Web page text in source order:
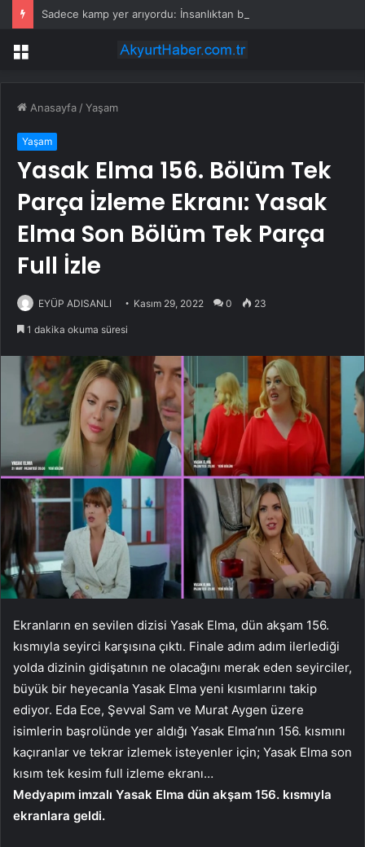
Menü
Anasayfa /Yaşam
Yaşam
Yasak Elma 156. Bölüm Tek
Parça İzleme Ekranı: Yasak
Elma Son Bölüm Tek Parça
Full İzle
EYÜP ADISANLI Kasım 29, 2022 0 23
1 dakika okuma süresi
Ekranların en sevilen dizisi Yasak Elma, dün akşam 156.
kısmıyla seyirci karşısına çıktı. Finale adım adım ilerlediği
yolda dizinin gidişatının ne olacağını merak eden seyirciler,
büyük bir heyecanla Yasak Elma yeni kısımlarını takip
ediyor. Eda Ece, Şevval Sam ve Murat Aygen üzere
isimlerin başrolünde yer aldığı Yasak Elma’nın 156. kısmını
kaçıranlar ve tekrar izlemek isteyenler için; Yasak Elma son
kısım tek kesim full izleme ekranı…
Medyapım imzalı Yasak Elma dün akşam 156. kısmıyla
ekranlara geldi.